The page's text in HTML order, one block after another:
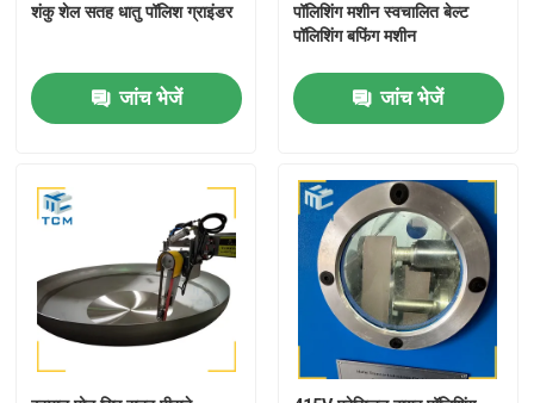
हमारे बारे में
शंकु शेल सतह धातु पॉलिश ग्राइंडर
जांच भेजें
पॉलिशिंग मशीन स्वचालित बेल्ट
पॉलिशिंग बफिंग मशीन
जांच भेजें